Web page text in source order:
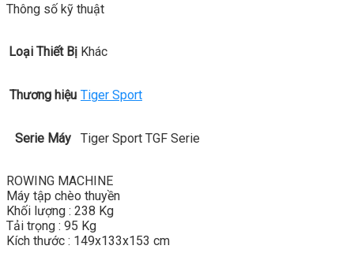
Thông số kỹ thuật
Loại Thiết Bị Khác
Thương hiệu Tiger Sport
Serie Máy Tiger Sport TGF Serie
ROWING MACHINE
Máy tập chèo thuyền
Khối lượng : 238 Kg
Tải trọng : 95 Kg
Kích thước : 149x133x153 cm